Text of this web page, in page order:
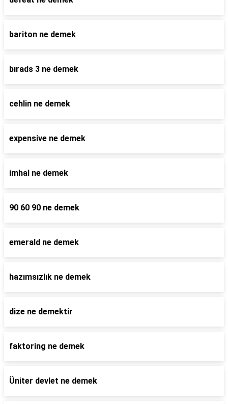
bariton ne demek
bırads 3 ne demek
cehlin ne demek
expensive ne demek
imhal ne demek
90 60 90 ne demek
emerald ne demek
hazımsızlık ne demek
dize ne demektir
faktoring ne demek
Üniter devlet ne demek